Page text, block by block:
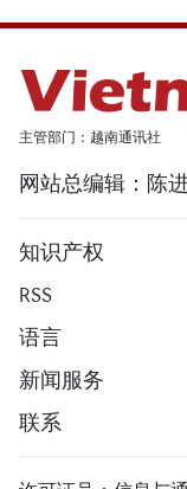
主管部门：越南通讯社
网站总编辑：陈
知识产权
RSS
语言
新闻服务
联系